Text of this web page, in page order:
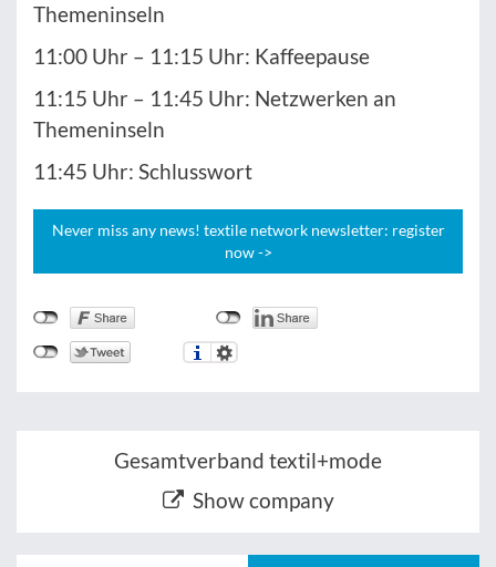
Themeninseln
11:00 Uhr – 11:15 Uhr: Kaffeepause
11:15 Uhr – 11:45 Uhr: Netzwerken an
Themeninseln
11:45 Uhr: Schlusswort
Never miss any news! textile network newsletter: register
now ->
Gesamtverband textil+mode
Show company